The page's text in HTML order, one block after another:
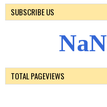
SUBSCRIBE US
NaN
TOTAL PAGEVIEWS